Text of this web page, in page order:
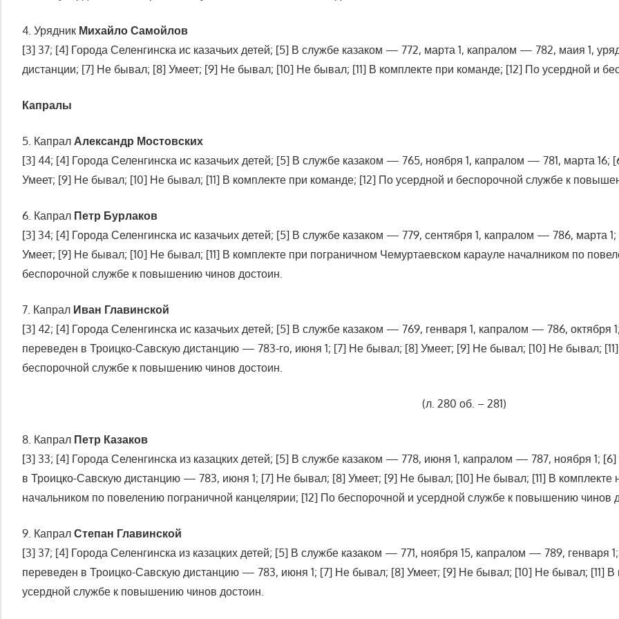
4. Урядник Михайло Самойлов
[3] 37; [4] Города Селенгинска ис казачьих детей; [5] В службе казаком — 772, марта 1, капралом — 782, маия 1,
дистанции; [7] Не бывал; [8] Умеет; [9] Не бывал; [10] Не бывал; [11] В комплекте при команде; [12] По усердной и
Капралы
5. Капрал Александр Мостовских
[3] 44; [4] Города Селенгинска ис казачьих детей; [5] В службе казаком — 765, ноября 1, капралом — 781, марта
Умеет; [9] Не бывал; [10] Не бывал; [11] В комплекте при команде; [12] По усердной и беспорочной службе к
6. Капрал Петр Бурлаков
[3] 34; [4] Города Селенгинска ис казачьих детей; [5] В службе казаком — 779, сентября 1, капралом — 786, марта
Умеет; [9] Не бывал; [10] Не бывал; [11] В комплекте при пограничном Чемуртаевском карауле началником по
беспорочной службе к повышению чинов достоин.
7. Капрал Иван Главинской
[3] 42; [4] Города Селенгинска ис казачьих детей; [5] В службе казаком — 769, генваря 1, капралом — 786,
переведен в Троицко-Савскую дистанцию — 783-го, июня 1; [7] Не бывал; [8] Умеет; [9] Не бывал; [10] Не бывал;
беспорочной службе к повышению чинов достоин.
(л. 280 об. – 281)
8. Капрал Петр Казаков
[3] 33; [4] Города Селенгинска из казацких детей; [5] В службе казаком — 778, июня 1, капралом — 787, ноября 1;
в Троицко-Савскую дистанцию — 783, июня 1; [7] Не бывал; [8] Умеет; [9] Не бывал; [10] Не бывал; [11] В комплекте
начальником по повелению пограничной канцелярии; [12] По беспорочной и усердной службе к повышению чинов
9. Капрал Степан Главинской
[3] 37; [4] Города Селенгинска из казацких детей; [5] В службе казаком — 771, ноября 15, капралом — 789, генваря
переведен в Троицко-Савскую дистанцию — 783, июня 1; [7] Не бывал; [8] Умеет; [9] Не бывал; [10] Не бывал; [11] В
усердной службе к повышению чинов достоин.